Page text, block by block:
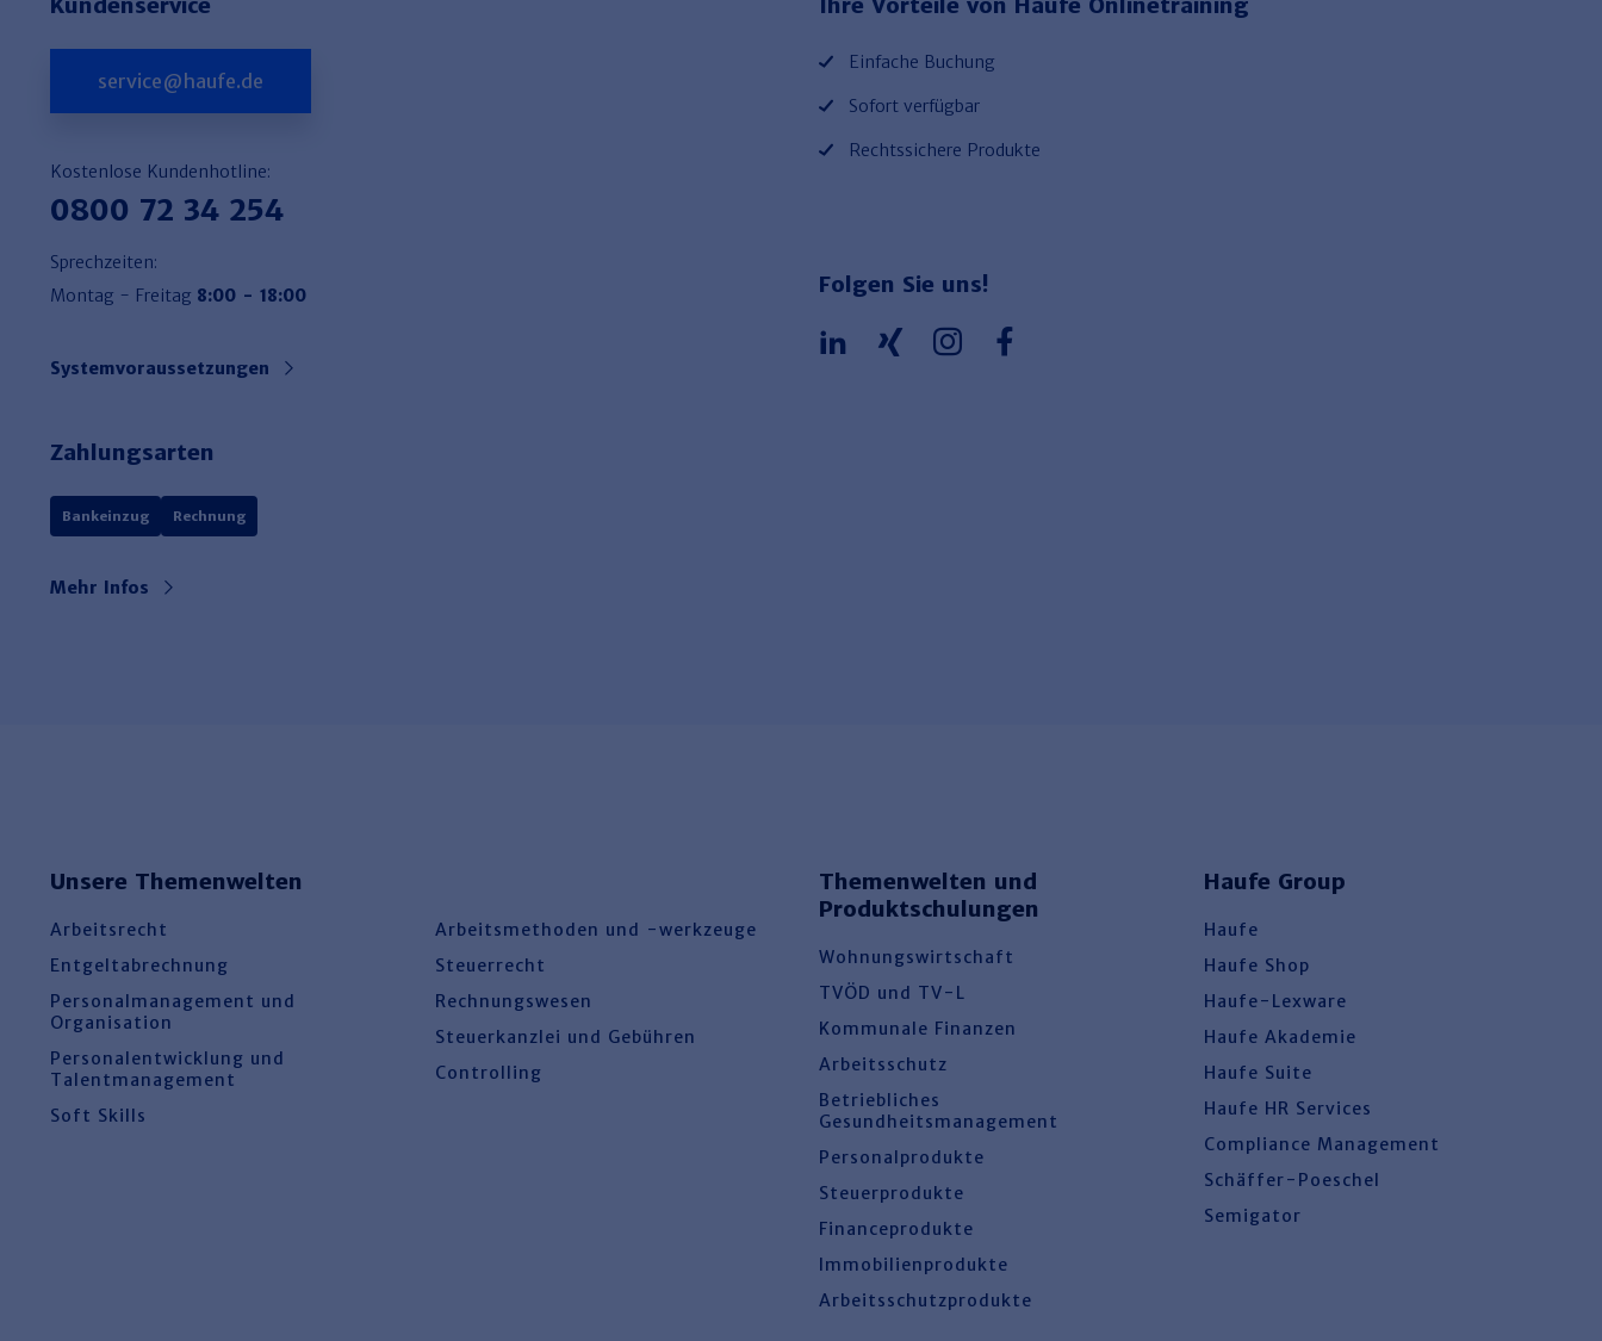
Einfache Buchung
Sofort verfügbar
Rechtssichere Produkte
Folgen Sie uns!
service@haufe.de
Kostenlose Kundenhotline:
0800 72 34 254
Sprechzeiten:
Montag - Freitag 8:00 - 18:00
Systemvoraussetzungen
Zahlungsarten
Bankeinzug Rechnung
Mehr Infos
Unsere Themenwelten
Arbeitsrecht
Entgeltabrechnung
Personalmanagement und
Organisation
Personalentwicklung und
Talentmanagement
Soft Skills
Arbeitsmethoden und -werkzeuge
Steuerrecht
Rechnungswesen
Steuerkanzlei und Gebühren
Controlling
Themenwelten und
Produktschulungen
Wohnungswirtschaft
TVÖD und TV-L
Kommunale Finanzen
Arbeitsschutz
Betriebliches
Gesundheitsmanagement
Personalprodukte
Steuerprodukte
Financeprodukte
Immobilienprodukte
Arbeitsschutzprodukte
Haufe Group
Haufe
Haufe Shop
Haufe-Lexware
Haufe Akademie
Haufe Suite
Haufe HR Services
Compliance Management
Schäffer-Poeschel
Semigator